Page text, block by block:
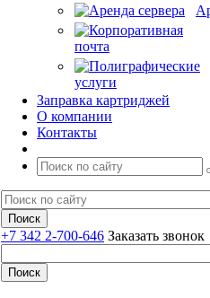
Заправка картриджей
О компании
Контакты
+7 342 2-700-646 Заказать звонок